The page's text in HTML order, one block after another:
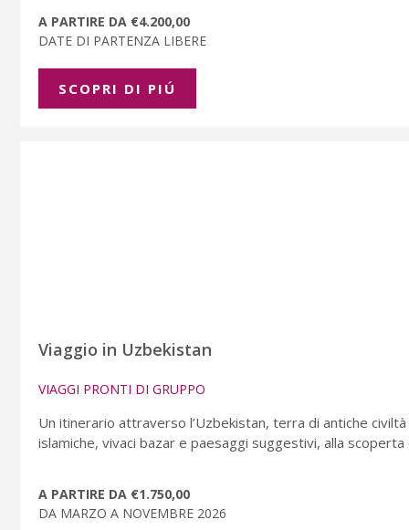
A PARTIRE DA €4.200,00
DATE DI PARTENZA LIBERE
SCOPRI DI PIÚ
Viaggio in Uzbekistan
VIAGGI PRONTI DI GRUPPO
Un itinerario attraverso l’Uzbekistan, terra di antiche
islamiche, vivaci bazar e paesaggi suggestivi, alla
A PARTIRE DA €1.750,00
DA MARZO A NOVEMBRE 2026